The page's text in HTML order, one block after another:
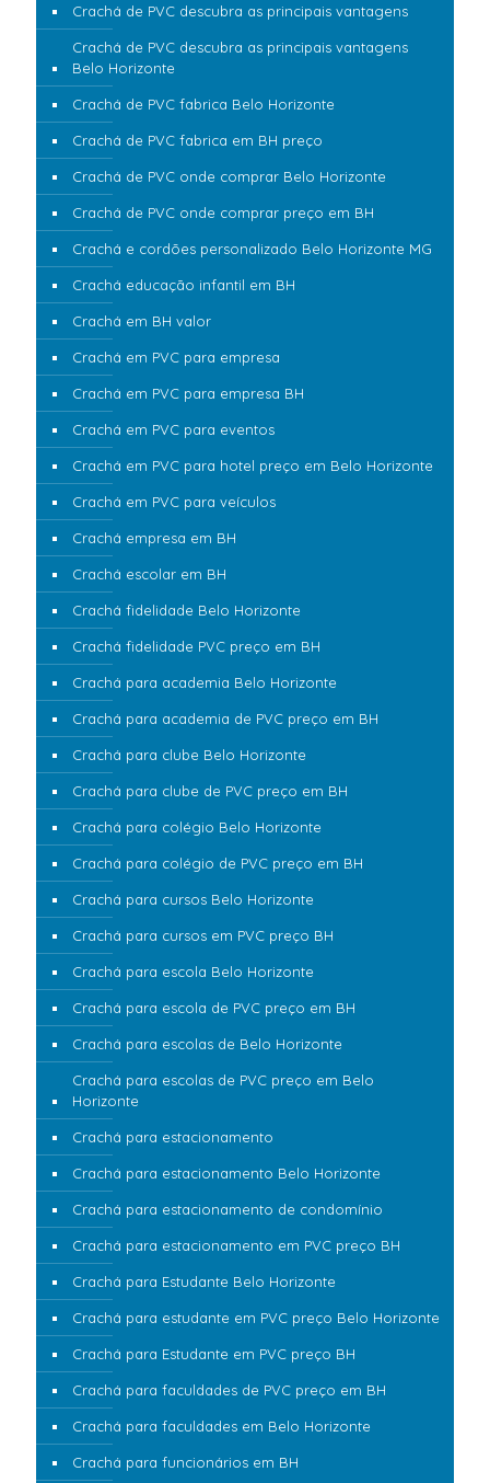
Crachá de PVC descubra as principais vantagens
Crachá de PVC descubra as principais vantagens
Belo Horizonte
Crachá de PVC fabrica Belo Horizonte
Crachá de PVC fabrica em BH preço
Crachá de PVC onde comprar Belo Horizonte
Crachá de PVC onde comprar preço em BH
Crachá e cordões personalizado Belo Horizonte MG
Crachá educação infantil em BH
Crachá em BH valor
Crachá em PVC para empresa
Crachá em PVC para empresa BH
Crachá em PVC para eventos
Crachá em PVC para hotel preço em Belo Horizonte
Crachá em PVC para veículos
Crachá empresa em BH
Crachá escolar em BH
Crachá fidelidade Belo Horizonte
Crachá fidelidade PVC preço em BH
Crachá para academia Belo Horizonte
Crachá para academia de PVC preço em BH
Crachá para clube Belo Horizonte
Crachá para clube de PVC preço em BH
Crachá para colégio Belo Horizonte
Crachá para colégio de PVC preço em BH
Crachá para cursos Belo Horizonte
Crachá para cursos em PVC preço BH
Crachá para escola Belo Horizonte
Crachá para escola de PVC preço em BH
Crachá para escolas de Belo Horizonte
Crachá para escolas de PVC preço em Belo
Horizonte
Crachá para estacionamento
Crachá para estacionamento Belo Horizonte
Crachá para estacionamento de condomínio
Crachá para estacionamento em PVC preço BH
Crachá para Estudante Belo Horizonte
Crachá para estudante em PVC preço Belo Horizonte
Crachá para Estudante em PVC preço BH
Crachá para faculdades de PVC preço em BH
Crachá para faculdades em Belo Horizonte
Crachá para funcionários em BH